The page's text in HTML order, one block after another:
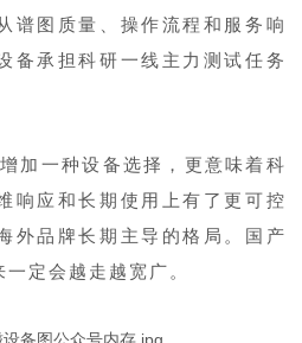
谱图质量、操作流程和服务响
备承担科研一线主力测试任务
加一种设备选择，更意味着科
响应和长期使用上有了更可控
外品牌长期主导的格局。国产
一定会越走越宽 广。